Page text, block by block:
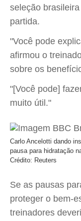
seleção
partida.
"Você pode
afirmou o
sobre os
"[Você pode]
muito útil."
Carlo Ancelotti dando
pausa para hidratação
Crédito: Reuters
Se as pausas
proteger o bem-
treinadores